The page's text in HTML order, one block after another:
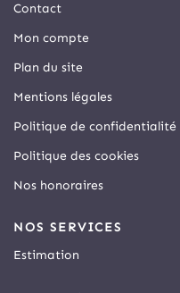
Contact
Mon compte
Plan du site
Mentions légales
Politique de confidentialité
Politique des cookies
Nos honoraires
NOS SERVICES
Estimation